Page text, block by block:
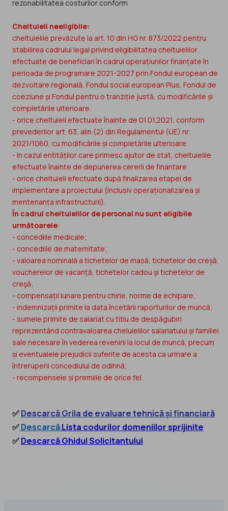
rezonabilitatea costurilor conform
Cheltuieli neeligibile:
cheltuielile prevăzute la art. 10 din HG nr. 873/2022 pentru
stabilirea cadrului legal privind eligibilitatea cheltuielilor
efectuate de beneficiari în cadrul operațiunilor finanțate în
perioada de programare 2021-2027 prin Fondul european de
dezvoltare regională, Fondul social european Plus, Fondul de
coeziune și Fondul pentru o tranziție justă, cu modificările și
completările ulterioare.
- orice cheltuieli efectuate înainte de 01.01.2021, conform
prevederilor art. 63, alin (2) din Regulamentul (UE) nr.
2021/1060, cu modificările și completările ulterioare.
- In cazul entităților care primesc ajutor de stat, cheltuielile
efectuate înainte de depunerea cererii de finantare
- orice cheltuieli efectuate după finalizarea etapei de
implementare a proiectului (inclusiv operaționalizarea și
mentenanța infrastructurii).
În cadrul cheltuielilor de personal nu sunt eligibile
următoarele:
- concediile medicale;
- concediile de maternitate;
- valoarea nominală a tichetelor de masă, tichetelor de creșă,
voucherelor de vacanță, tichetelor cadou şi tichetelor de
creşă;
- compensații lunare pentru chirie, norme de echipare;
- indemnizații primite la data încetării raporturilor de muncă;
- sumele primite de salariat cu titlu de despăgubiri
reprezentând contravaloarea cheluielilor salariatului și familiei
sale necesare în vederea revenirii la locul de muncă, precum
și eventualele prejudicii suferite de acesta ca urmare a
întreruperii concediului de odihnă;
- recompensele și premiile de orice fel.
✅Descarcă Grila de evaluare tehnică și financiară
✅DescarcăLista codurilor domeniilor sprijinite
✅Descarcă Ghidul Solicitantului